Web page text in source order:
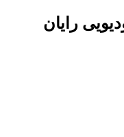
رایان